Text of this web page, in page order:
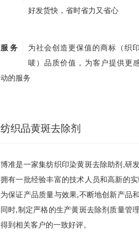
好发货快，省时省力又省心
服 务
为社会创造更保值的商标（织印
唛）品质价值，为客户提供更
动的服务
纺织品黄斑去除剂
博准是一家集纺织印染黄斑去除助剂,研
拥有一批经验丰富的技术人员和高新的
为保证产品质量与效果,不断地创新产品
同时,制定严格的生产黄斑去除剂质量管
得到相关客户的一致好评。